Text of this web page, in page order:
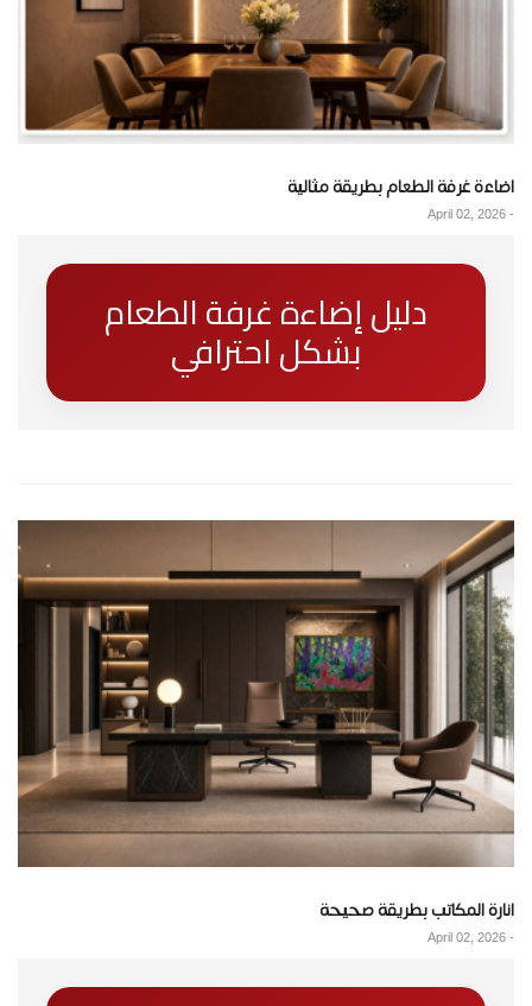
اضاءة غرفة الطعام بطريقة مثالية
-
دليل إضاءة غرفة الطعام
بشكل احترافي
انارة المكاتب بطريقة صحيحة
-